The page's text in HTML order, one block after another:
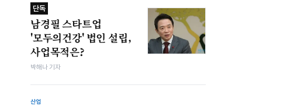
단독
남경필 스타트업
'모두의건강' 법인 설립,
사업목적은?
박해나 기자
산업